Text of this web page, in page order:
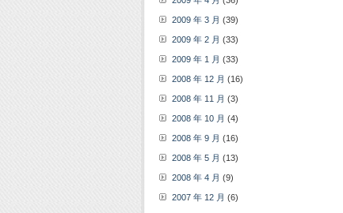
2009 年 3 月 (39)
2009 年 2 月 (33)
2009 年 1 月 (33)
2008 年 12 月 (16)
2008 年 11 月 (3)
2008 年 10 月 (4)
2008 年 9 月 (16)
2008 年 5 月 (13)
2008 年 4 月 (9)
2007 年 12 月 (6)